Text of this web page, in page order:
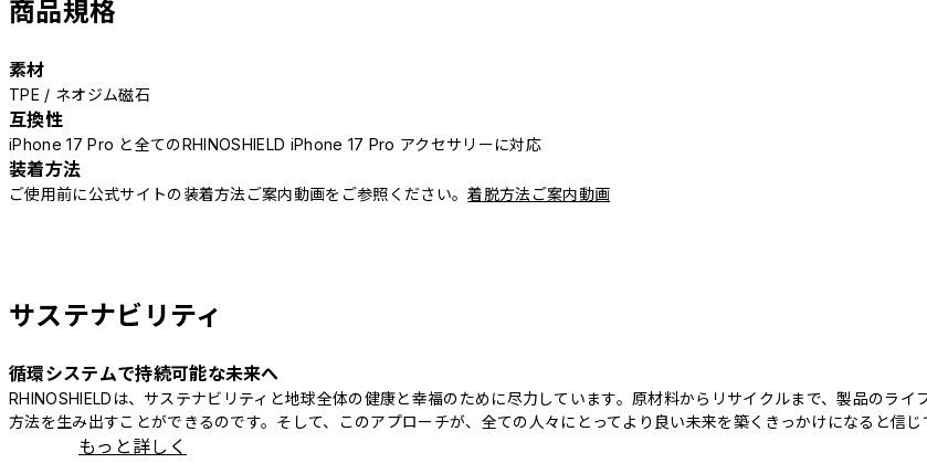
商品規格
素材
TPE / ネオジム磁石
互換性
iPhone 17 Pro と全てのRHINOSHIELD iPhone 17 Pro アクセサリーに対応
装着方法
ご使用前に公式サイトの装着方法ご案内動画をご参照ください。着脱方法ご案内動画
サステナビリティ
循環システムで持続可能な未来へ
RHINOSHIELDは、サステナビリティと地球全体の健康と幸福のために尽力しています。原材料からリサイクルまで、製品のラ
方法を生み出すことができるのです。そして、このアプローチが、全ての人々にとってより良い未来を築くきっかけになると信じ
もっと詳しく